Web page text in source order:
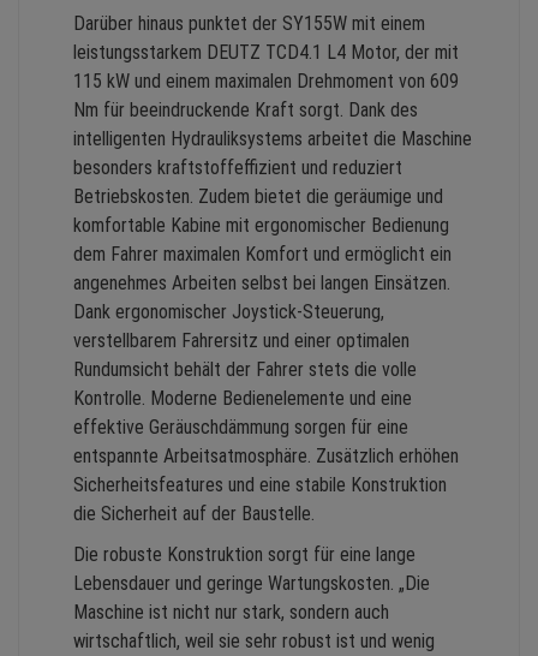
Darüber hinaus punktet der SY155W mit einem
leistungsstarkem DEUTZ TCD4.1 L4 Motor, der mit
115 kW und einem maximalen Drehmoment von 609
Nm für beeindruckende Kraft sorgt. Dank des
intelligenten Hydrauliksystems arbeitet die Maschine
besonders kraftstoffeffizient und reduziert
Betriebskosten. Zudem bietet die geräumige und
komfortable Kabine mit ergonomischer Bedienung
dem Fahrer maximalen Komfort und ermöglicht ein
angenehmes Arbeiten selbst bei langen Einsätzen.
Dank ergonomischer Joystick-Steuerung,
verstellbarem Fahrersitz und einer optimalen
Rundumsicht behält der Fahrer stets die volle
Kontrolle. Moderne Bedienelemente und eine
effektive Geräuschdämmung sorgen für eine
entspannte Arbeitsatmosphäre. Zusätzlich erhöhen
Sicherheitsfeatures und eine stabile Konstruktion
die Sicherheit auf der Baustelle.
Die robuste Konstruktion sorgt für eine lange
Lebensdauer und geringe Wartungskosten. „Die
Maschine ist nicht nur stark, sondern auch
wirtschaftlich, weil sie sehr robust ist und wenig